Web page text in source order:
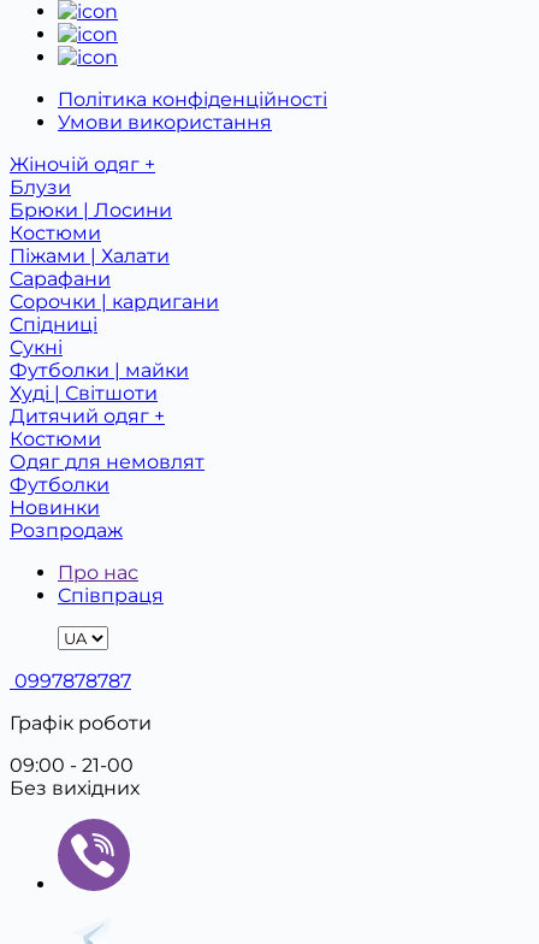
Політика конфіденційності
Умови використання
Жіночій одяг +
Блузи
Брюки | Лосини
Костюми
Піжами | Халати
Сарафани
Сорочки | кардигани
Спідниці
Сукні
Футболки | майки
Худі | Світшоти
Дитячий одяг +
Костюми
Одяг для немовлят
Футболки
Новинки
Розпродаж
Про нас
Співпраця
0997878787
Графік роботи
09:00 - 21-00
Без вихідних